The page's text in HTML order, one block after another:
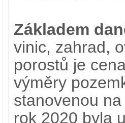
Základem
vinic, zahrad,
porostů je
výměry
stanovenou
rok 2020 byla